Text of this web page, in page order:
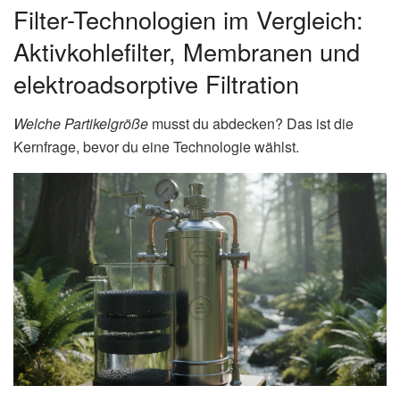
Filter-Technologien im Vergleich:
Aktivkohlefilter, Membranen und
elektroadsorptive Filtration
Welche Partikelgröße musst du abdecken? Das ist die
Kernfrage, bevor du eine Technologie wählst.